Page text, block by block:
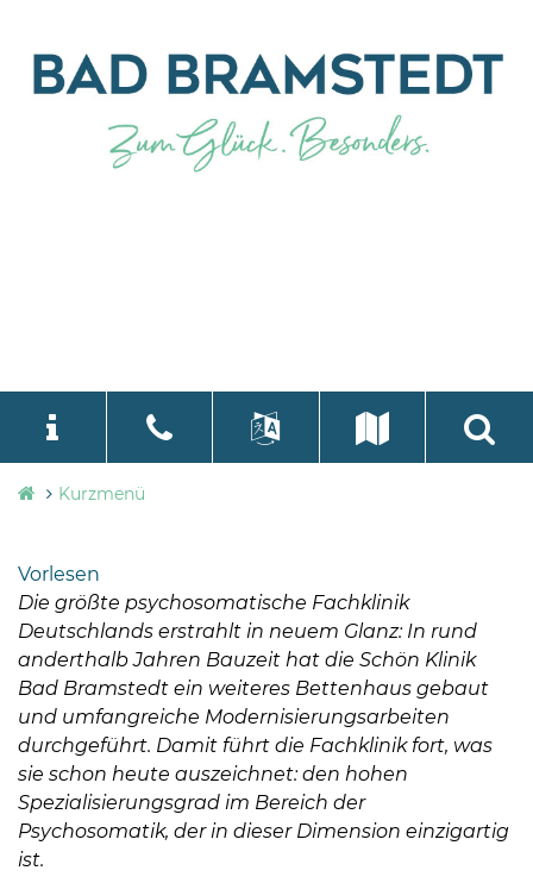
Stadtverwaltung
Bramstedt
Bleeck 15-
24576 Bad
Bramstedt
04192-
506-
zentrale@badbramstedt.de
Mo,
Di,
language
Kurzmenü
Vorlesen
Die größte psychosomatische Fachklinik
Deutschlands erstrahlt in neuem Glanz: In rund
anderthalb Jahren Bauzeit hat die Schön Klinik
Bad Bramstedt ein weiteres Bettenhaus gebaut
und umfangreiche Modernisierungsarbeiten
durchgeführt. Damit führt die Fachklinik fort, was
sie schon heute auszeichnet: den hohen
Spezialisierungsgrad im Bereich der
Psychosomatik, der in dieser Dimension einzigartig
ist.